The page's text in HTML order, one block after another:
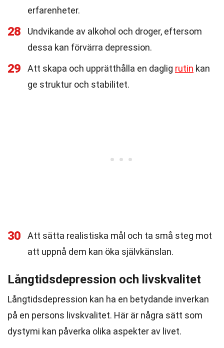
erfarenheter.
28
Undvikande av alkohol och droger, eftersom
dessa kan förvärra depression.
29 Att skapa och upprätthålla en daglig rutin kan
ge struktur och stabilitet.
30
Att sätta realistiska mål och ta små steg mot
att uppnå dem kan öka självkänslan.
Långtidsdepression och livskvalitet
Långtidsdepression kan ha en betydande inverkan
på en persons livskvalitet. Här är några sätt som
dystymi kan påverka olika aspekter av livet.